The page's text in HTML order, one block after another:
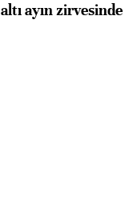
altı ayın zirvesinde